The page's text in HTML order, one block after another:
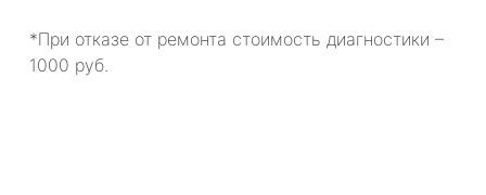
*При отказе от ремонта стоимость диагностики –
1000 руб.